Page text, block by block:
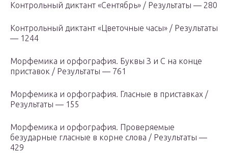
Контрольный диктант «Сентябрь» / Результаты — 280
Контрольный диктант «Цветочные часы» / Результаты
— 1244
Морфемика и орфография. Буквы З и С на конце
приставок / Результаты — 761
Морфемика и орфография. Гласные в приставках /
Результаты — 155
Морфемика и орфография. Проверяемые
безударные гласные в корне слова / Результаты —
429